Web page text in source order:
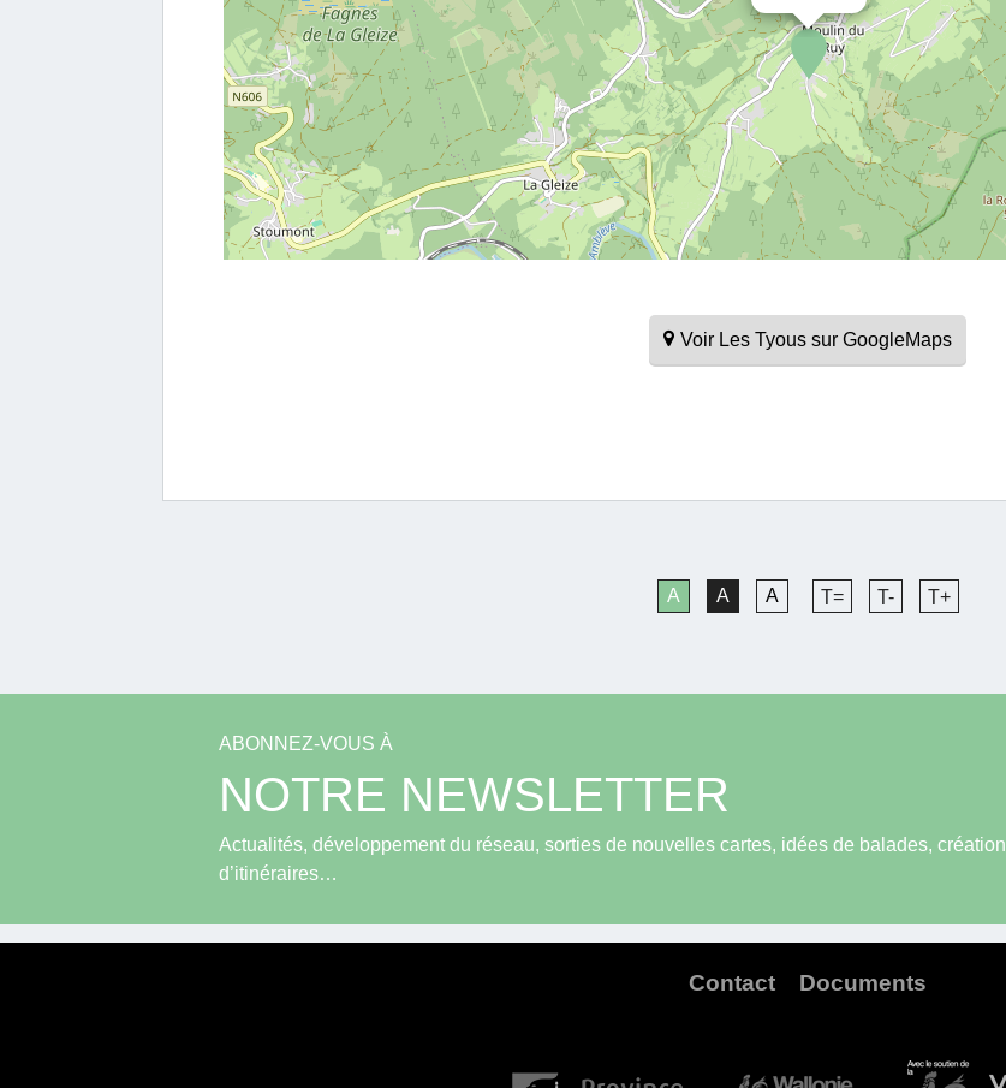
Voir Les Tyous sur GoogleMaps
A A A T= T- T+
ABONNEZ-VOUS À
NOTRE NEWSLETTER
Actualités, développement du réseau, sorties de nouvelles cartes, idées de balades, création
d’itinéraires…
Contact Documents